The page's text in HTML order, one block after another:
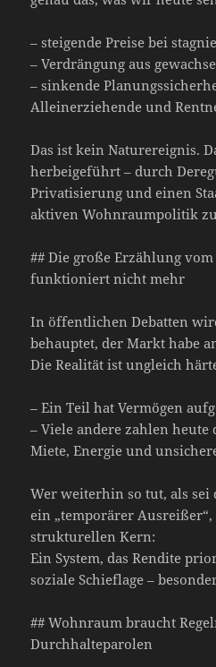
– steigende Preise bei
– Verdrängung aus
– sinkende
Alleinerziehende und
Das ist kein Naturereignis.
herbeigeführt – durch
Privatisierung und einen
aktiven Wohnraumpolitik
## Die große Erzählung
funktioniert nicht mehr
In öffentlichen Debatten
behauptet, der Markt habe
Die Realität ist ungleich
– Ein Teil hat Vermögen
– Viele andere zahlen heute
Miete, Energie und
Wer weiterhin so tut, als sei
ein „temporärer
strukturellen Kern:
Ein System, das Rendite
soziale Schieflage –
## Wohnraum braucht
Durchhalteparolen